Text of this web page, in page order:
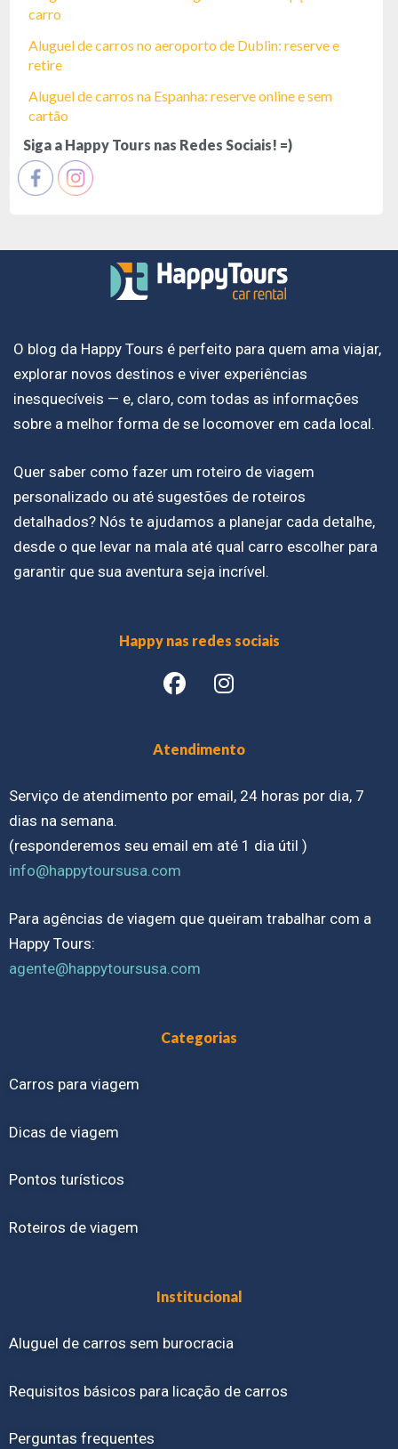
carro
Aluguel de carros no aeroporto de Dublin: reserve e
retire
Aluguel de carros na Espanha: reserve online e sem
cartão
Siga a Happy Tours nas Redes Sociais! =)
O blog da Happy Tours é perfeito para quem ama viajar,
explorar novos destinos e viver experiências
inesquecíveis — e, claro, com todas as informações
sobre a melhor forma de se locomover em cada local.
Quer saber como fazer um roteiro de viagem
personalizado ou até sugestões de roteiros
detalhados? Nós te ajudamos a planejar cada detalhe,
desde o que levar na mala até qual carro escolher para
garantir que sua aventura seja incrível.
Happy nas redes sociais
Atendimento
Serviço de atendimento por email, 24 horas por dia, 7
dias na semana.
(responderemos seu email em até 1 dia útil )
info@happytoursusa.com
Para agências de viagem que queiram trabalhar com a
Happy Tours:
agente@happytoursusa.com
Categorias
Carros para viagem
Dicas de viagem
Pontos turísticos
Roteiros de viagem
Institucional
Aluguel de carros sem burocracia
Requisitos básicos para licação de carros
Perguntas frequentes